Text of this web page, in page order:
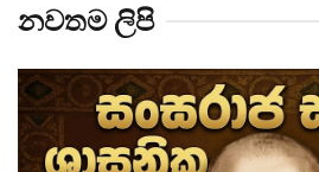
නවතම ලිපි